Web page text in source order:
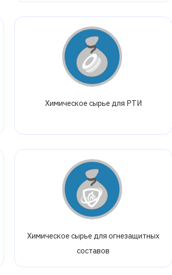
Химическое сырье для РТИ
Химическое сырье для огнезащитных
составов